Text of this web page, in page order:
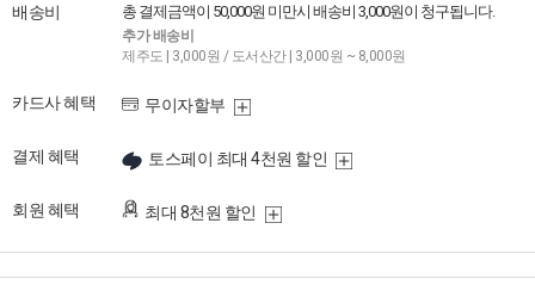
배송비 총 결제금액이 50,000원 미만시 배송비 3,000원이 청구됩니다.
추가 배송비
제주도 | 3,000원 / 도서산간 | 3,000원 ~ 8,000원
카드사 혜택 무이자할부
결제 혜택 토스페이 최대 4천원 할인
회원 혜택 최대 8천원 할인